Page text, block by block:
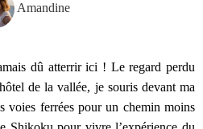
Amandine
dû atterrir ici ! Le regard perdu
de la vallée, je souris devant ma
voies ferrées pour un chemin moins